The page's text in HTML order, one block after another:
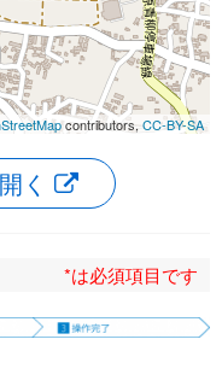
contributors,CC-BY-SA
く
*は必須項目です